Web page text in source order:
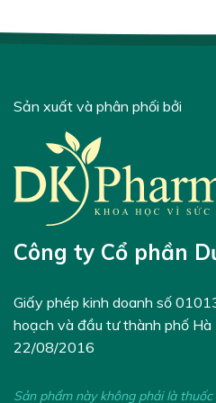
Sản xuất và phân phối bởi
Công ty Cổ phần
Giấy phép kinh doanh số
hoạch và đầu tư thành phố
22/08/2016
Sản phẩm này không phải là